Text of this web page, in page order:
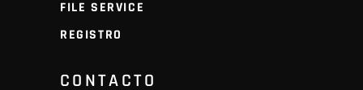
FILE SERVICE
REGISTRO
CONTACTO